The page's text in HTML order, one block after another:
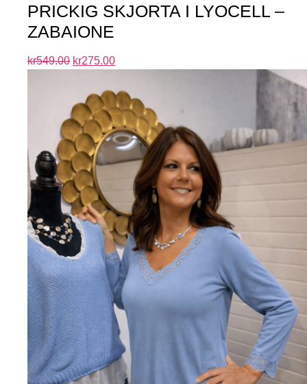
PRICKIG SKJORTA I LYOCELL –
ZABAIONE
kr549.00 kr275.00